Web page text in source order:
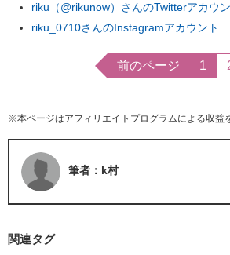
riku（@rikunow）さんのTwitterアカウ
riku_0710さんのInstagramアカウント
前のページ 1
※本ページはアフィリエイトプログラムによる収益
筆者：k村
関連タグ